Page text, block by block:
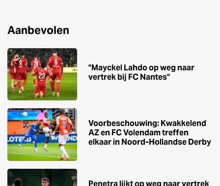
Aanbevolen
''Mayckel Lahdo op weg naar
vertrek bij FC Nantes''
Voorbeschouwing: Kwakkelend
AZ en FC Volendam treffen
elkaar in Noord-Hollandse Derby
Penetra lijkt op weg naar vertrek